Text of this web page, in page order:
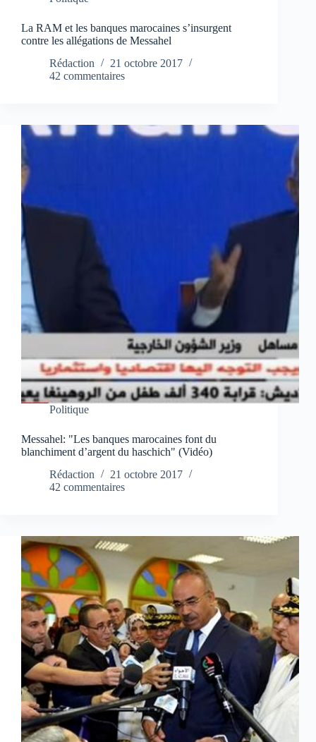
La RAM et les banques marocaines s’insurgent
contre les allégations de Messahel
Rédaction
21 octobre 2017
42 commentaires
Politique
Messahel: "Les banques marocaines font du
blanchiment d’argent du haschich" (Vidéo)
Rédaction
21 octobre 2017
42 commentaires